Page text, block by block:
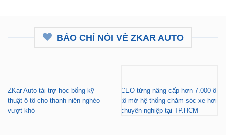
BÁO CHÍ NÓI VỀ ZKAR AUTO
ZKar Auto tài trợ học bổng kỹ
thuật ô tô cho thanh niên nghèo
vượt khó
CEO từng nâng cấp hơn 7.000 ô
tô mở hệ thống chăm sóc xe hơi
chuyên nghiệp tại TP.HCM